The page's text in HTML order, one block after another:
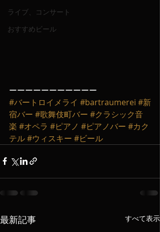
ライブ、コンサート
おすすめビール
ーーーーーーーーーーー
#バートロイメライ #bartraumerei #新
宿バー #歌舞伎町バー #クラシック音
楽 #オペラ #ピアノ #ピアノバー #カク
テル#ウィスキー #ビール
最新記事 すべて表示